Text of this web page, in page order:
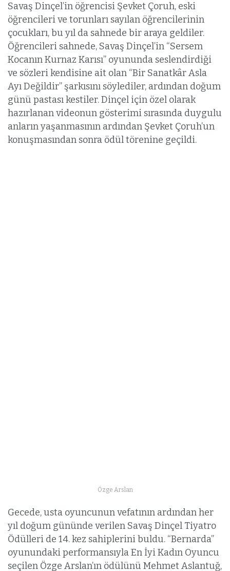
Savaş Dinçel’in öğrencisi Şevket Çoruh, eski
öğrencileri ve torunları sayılan öğrencilerinin
çocukları, bu yıl da sahnede bir araya geldiler.
Öğrencileri sahnede, Savaş Dinçel’in “Sersem
Kocanın Kurnaz Karısı” oyununda seslendirdiği
ve sözleri kendisine ait olan “Bir Sanatkâr Asla
Ayı Değildir” şarkısını söylediler, ardından doğum
günü pastası kestiler. Dinçel için özel olarak
hazırlanan videonun gösterimi sırasında duygulu
anların yaşanmasının ardından Şevket Çoruh’un
konuşmasından sonra ödül törenine geçildi.
Özge Arslan
Gecede, usta oyuncunun vefatının ardından her
yıl doğum gününde verilen Savaş Dinçel Tiyatro
Ödülleri de 14. kez sahiplerini buldu. “Bernarda”
oyunundaki performansıyla En İyi Kadın Oyuncu
seçilen Özge Arslan’ın ödülünü Mehmet Aslantuğ,